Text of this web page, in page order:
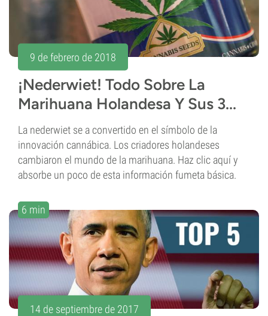
9 de febrero de 2018
¡Nederwiet! Todo Sobre La
Marihuana Holandesa Y Sus 3...
La nederwiet se a convertido en el símbolo de la
innovación cannábica. Los criadores holandeses
cambiaron el mundo de la marihuana. Haz clic aquí y
absorbe un poco de esta información fumeta básica.
6 min
14 de septiembre de 2017